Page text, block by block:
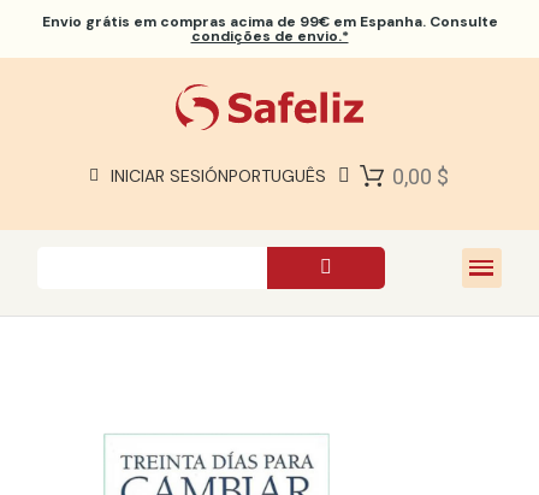
Envio grátis em compras acima de 99€ em Espanha. Consulte
condições de envio.*
INICIAR SESIÓNPORTUGUÊS 0,00 $
SOBRE NÓS